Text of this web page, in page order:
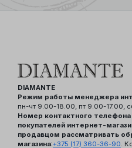
DIAMANTE
Режим работы менеджера
пн-чт 9.00-18.00, пт 9.00-17.00,
Номер контактного
покупателей интернет-
продавцом рассматривать
магазина:+375 (17) 360-36-90 .